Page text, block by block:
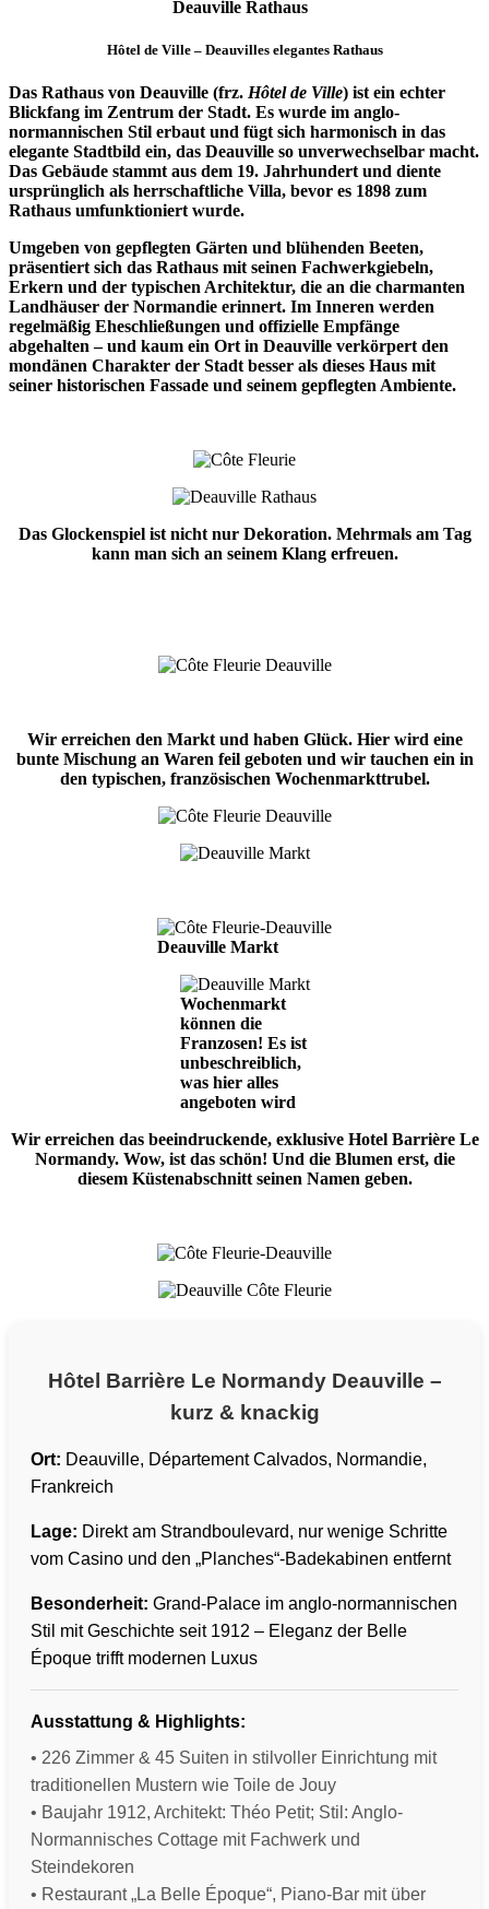
Deauville Rathaus
Hôtel de Ville – Deauvilles elegantes Rathaus
Das Rathaus von Deauville (frz. Hôtel de Ville) ist ein echter
Blickfang im Zentrum der Stadt. Es wurde im anglo-
normannischen Stil erbaut und fügt sich harmonisch in das
elegante Stadtbild ein, das Deauville so unverwechselbar macht.
Das Gebäude stammt aus dem 19. Jahrhundert und diente
ursprünglich als herrschaftliche Villa, bevor es 1898 zum
Rathaus umfunktioniert wurde.
Umgeben von gepflegten Gärten und blühenden Beeten,
präsentiert sich das Rathaus mit seinen Fachwerkgiebeln,
Erkern und der typischen Architektur, die an die charmanten
Landhäuser der Normandie erinnert. Im Inneren werden
regelmäßig Eheschließungen und offizielle Empfänge
abgehalten – und kaum ein Ort in Deauville verkörpert den
mondänen Charakter der Stadt besser als dieses Haus mit
seiner historischen Fassade und seinem gepflegten Ambiente.
Das Glockenspiel ist nicht nur Dekoration. Mehrmals am Tag
kann man sich an seinem Klang erfreuen.
Wir erreichen den Markt und haben Glück. Hier wird eine
bunte Mischung an Waren feil geboten und wir tauchen ein in
den typischen, französischen Wochenmarkttrubel.
Deauville Markt
Wochenmarkt
können die
Franzosen! Es ist
unbeschreiblich,
was hier alles
angeboten wird
Wir erreichen das beeindruckende, exklusive Hotel Barrière Le
Normandy. Wow, ist das schön! Und die Blumen erst, die
diesem Küstenabschnitt seinen Namen geben.
Hôtel Barrière Le Normandy Deauville –
kurz & knackig
Ort: Deauville, Département Calvados, Normandie,
Frankreich
Lage: Direkt am Strandboulevard, nur wenige Schritte
vom Casino und den „Planches“-Badekabinen entfernt
Besonderheit: Grand-Palace im anglo-normannischen
Stil mit Geschichte seit 1912 – Eleganz der Belle
Époque trifft modernen Luxus
Ausstattung & Highlights:
• 226 Zimmer & 45 Suiten in stilvoller Einrichtung mit
traditionellen Mustern wie Toile de Jouy
• Baujahr 1912, Architekt: Théo Petit; Stil: Anglo-
Normannisches Cottage mit Fachwerk und
Steindekoren
• Restaurant „La Belle Époque“, Piano-Bar mit über